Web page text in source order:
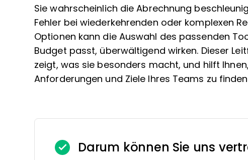
Sie wahrscheinlich die Abrechnung
Fehler bei wiederkehrenden oder komplexen
Optionen kann die Auswahl des passenden
Budget passt, überwältigend wirken. Dieser
zeigt, was sie besonders macht, und hilft
Anforderungen und Ziele Ihres Teams zu
Darum können Sie uns